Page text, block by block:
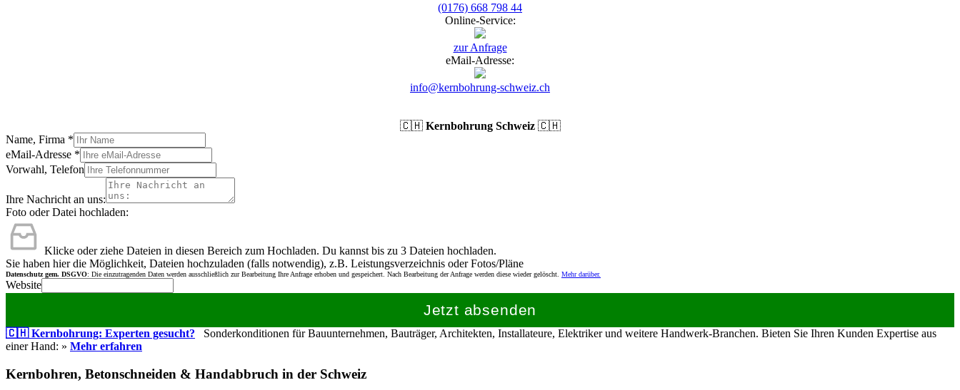
(0176) 668 798 44
Online-Service:
zur Anfrage
eMail-Adresse:
info@kernbohrung-schweiz.ch
🇨🇭 Kernbohrung Schweiz🇨🇭
Name, Firma *
eMail-Adresse *
Vorwahl, Telefon
Ihre Nachricht an uns:
Foto oder Datei hochladen:
Klicke oder ziehe Dateien in diesen Bereich zum Hochladen. Du kannst bis zu 3 Dateien hochladen.
Sie haben hier die Möglichkeit, Dateien hochzuladen (falls notwendig), z.B. Leistungsverzeichnis oder Fotos/Pläne
Datenschutz gem. DSGVO: Die einzutragenden Daten werden ausschließlich zur Bearbeitung Ihre Anfrage erhoben und gespeichert. Nach Bearbeitung der Anfrage werden diese wieder gelöscht. Mehr darüber.
Website
Jetzt absenden
🇨🇭 Kernbohrung: Experten gesucht? Sonderkonditionen für Bauunternehmen, Bauträger, Architekten, Installateure, Elektriker und weitere Handwerk-Branchen. Bieten Sie Ihren Kunden Expertise aus
einer Hand: » Mehr erfahren
Kernbohren, Betonschneiden & Handabbruch in der Schweiz